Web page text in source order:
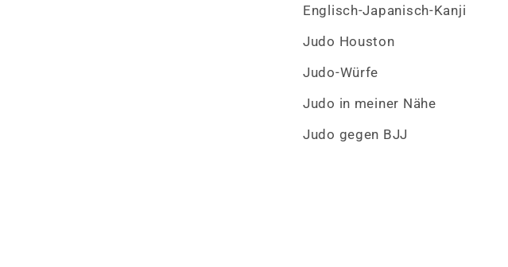
Englisch-Japanisch-Kanji
Judo Houston
Judo-Würfe
Judo in meiner Nähe
Judo gegen BJJ